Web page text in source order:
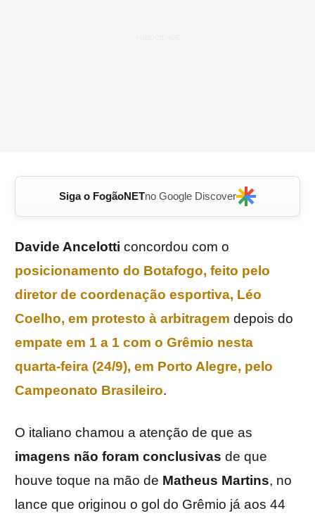
Siga o FogãoNETno Google Discover
Davide Ancelotti concordou com o
posicionamento do Botafogo, feito pelo
diretor de coordenação esportiva, Léo
Coelho, em protesto à arbitragem depois do
empate em 1 a 1 com o Grêmio nesta
quarta-feira (24/9), em Porto Alegre, pelo
Campeonato Brasileiro.
O italiano chamou a atenção de que as
imagens não foram conclusivas de que
houve toque na mão de Matheus Martins, no
lance que originou o gol do Grêmio já aos 44